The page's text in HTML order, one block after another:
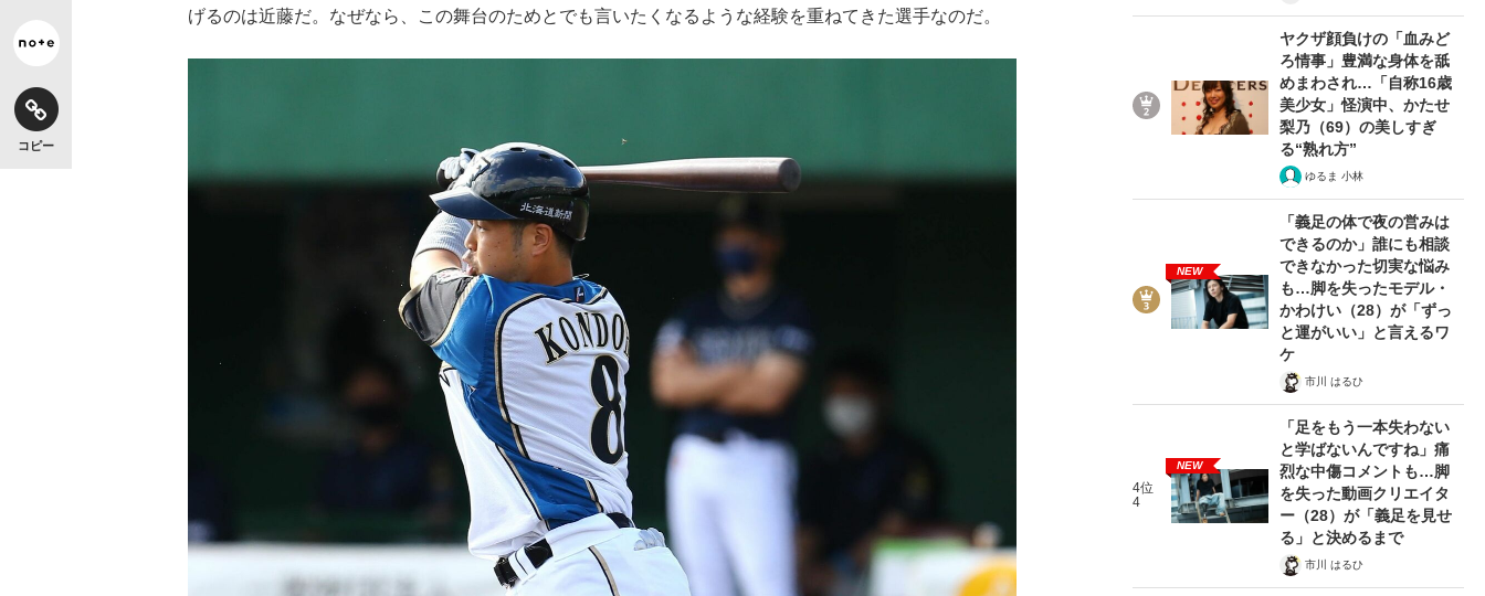
《VIVANT》頼れる相棒・ドラムが認めた“照ノ富士に激怒され... 《BTS厳戒トーキョー滞在記》RM→渋谷で飲み会、JIN→伊豆の...
もっと見る
コピー
げるのは近藤だ。なぜなら、この舞台のためとでも言いたくなるような経験を重ねてきた選手なのだ。
ヤクザ顔負けの「血みど
ろ情事」豊満な身体を舐
めまわされ…「自称16歳
美少女」怪演中、かたせ
梨乃（69）の美しすぎ
る“熟れ方”
ゆるま 小林
NEW
「義足の体で夜の営みは
できるのか」誰にも相談
できなかった切実な悩み
も…脚を失ったモデル・
かわけい（28）が「ずっ
と運がいい」と言えるワ
ケ
市川 はるひ
4位
4
NEW
「足をもう一本失わない
と学ばないんですね」痛
烈な中傷コメントも…脚
を失った動画クリエイタ
ー（28）が「義足を見せ
る」と決めるまで
市川 はるひ